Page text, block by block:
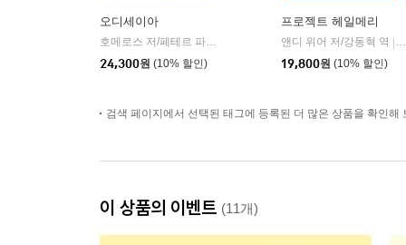
오디세이아
호메로스 저/페테르 파울 루벤스 그림/박문재 역
현대지성
24,300원 (10% 할인)
프로젝트 헤일메리
앤디 위어 저/강동혁 역
19,800원 (10% 할인)
검색 페이지에서 선택된 태그에 등록된 더 많은 상품을 확인해
이 상품의 이벤트 (11개)